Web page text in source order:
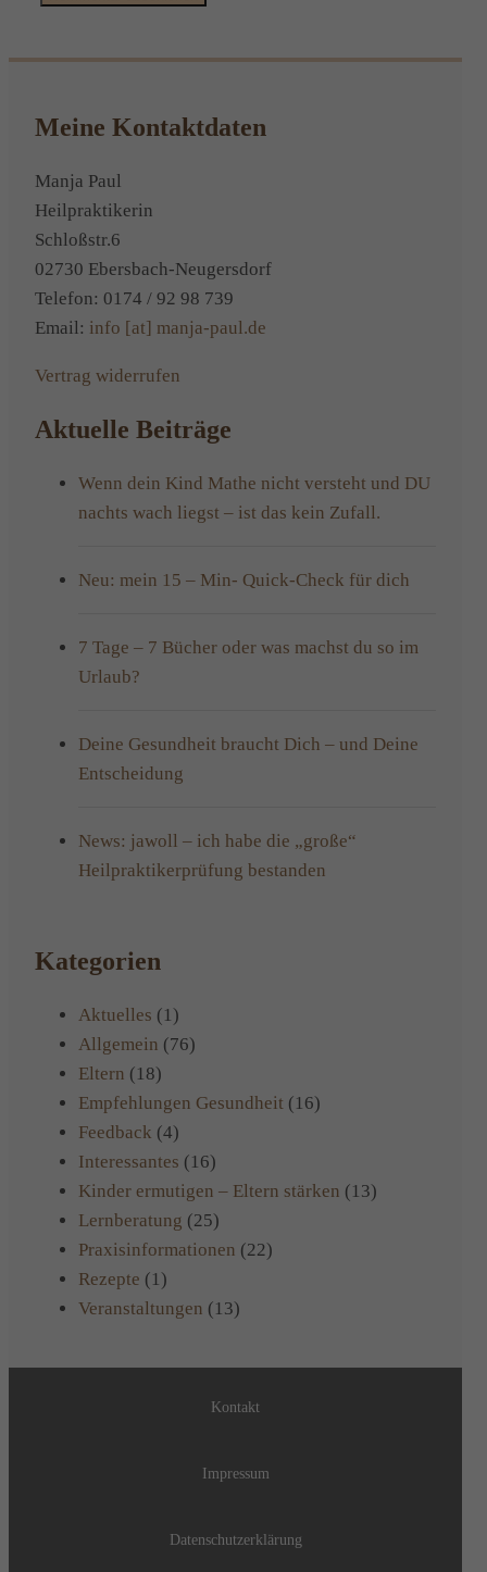
Meine Kontaktdaten
Manja Paul
Heilpraktikerin
Schloßstr.6
02730 Ebersbach-Neugersdorf
Telefon: 0174 / 92 98 739
Email: info [at] manja-paul.de
Vertrag widerrufen
Aktuelle Beiträge
Wenn dein Kind Mathe nicht versteht und DU
nachts wach liegst – ist das kein Zufall.
Neu: mein 15 – Min- Quick-Check für dich
7 Tage – 7 Bücher oder was machst du so im
Urlaub?
Deine Gesundheit braucht Dich – und Deine
Entscheidung
News: jawoll – ich habe die „große“
Heilpraktikerprüfung bestanden
Kategorien
Aktuelles (1)
Allgemein (76)
Eltern (18)
Empfehlungen Gesundheit (16)
Feedback (4)
Interessantes (16)
Kinder ermutigen – Eltern stärken (13)
Lernberatung (25)
Praxisinformationen (22)
Rezepte (1)
Veranstaltungen (13)
Kontakt
Impressum
Datenschutzerklärung